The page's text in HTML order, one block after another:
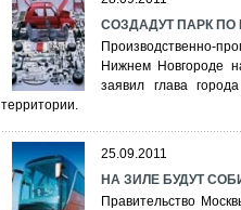
СОЗДАДУТ ПАРК
Производственно-
Нижнем Новгороде
заявил глава
территории.
25.09.2011
НА ЗИЛЕ БУДУТ
Правительство